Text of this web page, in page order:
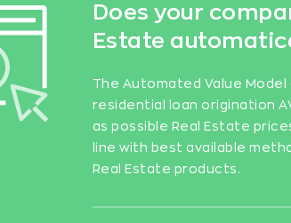
Does your
Estate
The Automated Value Model
residential loan origination
as possible Real Estate
line with best available
Real Estate products.